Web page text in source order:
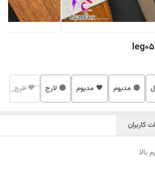
🟤 مدیوم 🖤 مدیوم 🟤 لارج 🖤 لارج
کاربران